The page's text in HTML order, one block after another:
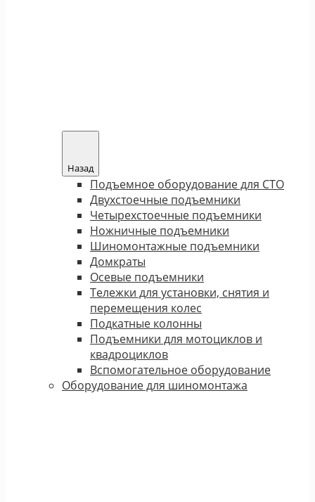
Назад
Подъемное оборудование для СТО
Двухстоечные подъемники
Четырехстоечные подъемники
Ножничные подъемники
Шиномонтажные подъемники
Домкраты
Осевые подъемники
Тележки для установки, снятия и
перемещения колес
Подкатные колонны
Подъемники для мотоциклов и
квадроциклов
Вспомогательное оборудование
Оборудование для шиномонтажа